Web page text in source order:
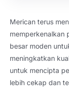
Merican terus
memperkenalkan
besar moden
meningkatkan
untuk mencipta
lebih cekap dan